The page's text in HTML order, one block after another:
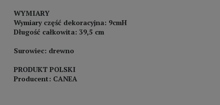
WYMIARY
Wymiary część dekoracyjna: 9cmH
Długość całkowita: 39,5 cm
Surowiec: drewno
PRODUKT POLSKI
Producent: CANEA